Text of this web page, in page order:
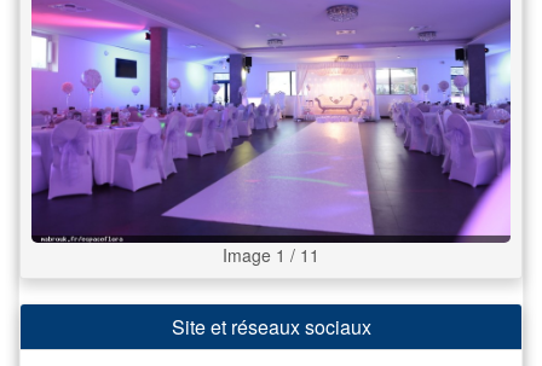
Image 1 / 11
Site et réseaux sociaux